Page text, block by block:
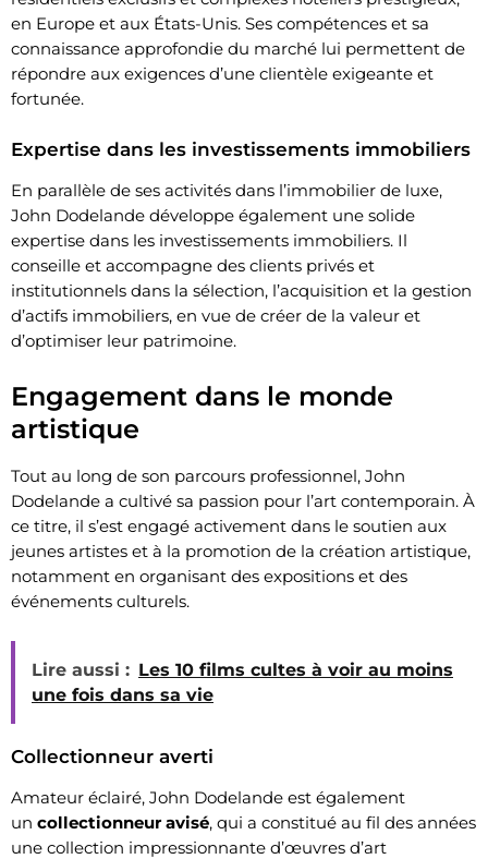
en Europe et aux États-Unis. Ses compétences et sa
connaissance approfondie du marché lui permettent de
répondre aux exigences d’une clientèle exigeante et
fortunée.
Expertise dans les investissements immobiliers
En parallèle de ses activités dans l’immobilier de luxe,
John Dodelande développe également une solide
expertise dans les investissements immobiliers. Il
conseille et accompagne des clients privés et
institutionnels dans la sélection, l’acquisition et la gestion
d’actifs immobiliers, en vue de créer de la valeur et
d’optimiser leur patrimoine.
Engagement dans le monde
artistique
Tout au long de son parcours professionnel, John
Dodelande a cultivé sa passion pour l’art contemporain. À
ce titre, il s’est engagé activement dans le soutien aux
jeunes artistes et à la promotion de la création artistique,
notamment en organisant des expositions et des
événements culturels.
Lire aussi : Les 10 films cultes à voir au moins
une fois dans sa vie
Collectionneur averti
Amateur éclairé, John Dodelande est également
un collectionneur avisé, qui a constitué au fil des années
une collection impressionnante d’œuvres d’art